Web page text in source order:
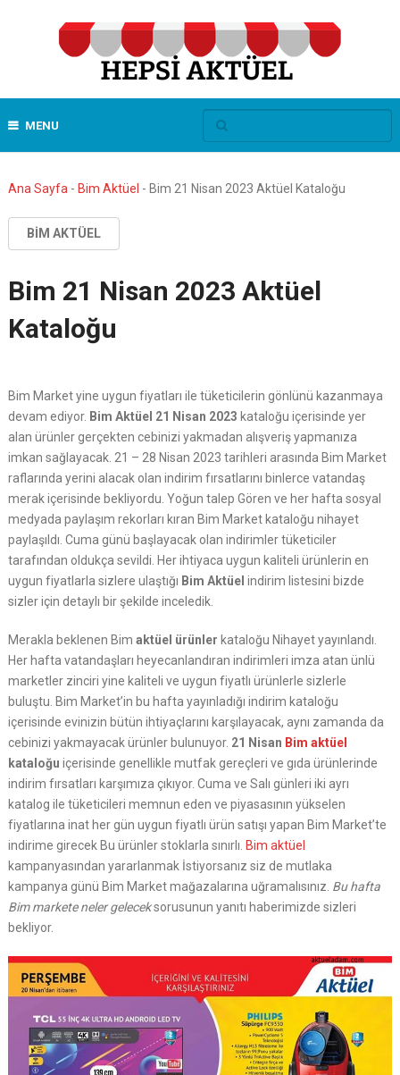
MENU
Ana Sayfa - Bim Aktüel - Bim 21 Nisan 2023 Aktüel Kataloğu
BIM AKTÜEL
Bim 21 Nisan 2023 Aktüel
Kataloğu
Bim Market yine uygun fiyatları ile tüketicilerin gönlünü kazanmaya
devam ediyor. Bim Aktüel 21 Nisan 2023 kataloğu içerisinde yer
alan ürünler gerçekten cebinizi yakmadan alışveriş yapmanıza
imkan sağlayacak. 21 – 28 Nisan 2023 tarihleri arasında Bim Market
raflarında yerini alacak olan indirim fırsatlarını binlerce vatandaş
merak içerisinde bekliyordu. Yoğun talep Gören ve her hafta sosyal
medyada paylaşım rekorları kıran Bim Market kataloğu nihayet
paylaşıldı. Cuma günü başlayacak olan indirimler tüketiciler
tarafından oldukça sevildi. Her ihtiyaca uygun kaliteli ürünlerin en
uygun fiyatlarla sizlere ulaştığı Bim Aktüel indirim listesini bizde
sizler için detaylı bir şekilde inceledik.
Merakla beklenen Bim aktüel ürünler kataloğu Nihayet yayınlandı.
Her hafta vatandaşları heyecanlandıran indirimleri imza atan ünlü
marketler zinciri yine kaliteli ve uygun fiyatlı ürünlerle sizlerle
buluştu. Bim Market’in bu hafta yayınladığı indirim kataloğu
içerisinde evinizin bütün ihtiyaçlarını karşılayacak, aynı zamanda da
cebinizi yakmayacak ürünler bulunuyor. 21 Nisan Bim aktüel
kataloğu içerisinde genellikle mutfak gereçleri ve gıda ürünlerinde
indirim fırsatları karşımıza çıkıyor. Cuma ve Salı günleri iki ayrı
katalog ile tüketicileri memnun eden ve piyasasının yükselen
fiyatlarına inat her gün uygun fiyatlı ürün satışı yapan Bim Market’te
indirime girecek Bu ürünler stoklarla sınırlı. Bim aktüel
kampanyasından yararlanmak İstiyorsanız siz de mutlaka
kampanya günü Bim Market mağazalarına uğramalısınız. Bu hafta
Bim markete neler geleceksorusunun yanıtı haberimizde sizleri
bekliyor.